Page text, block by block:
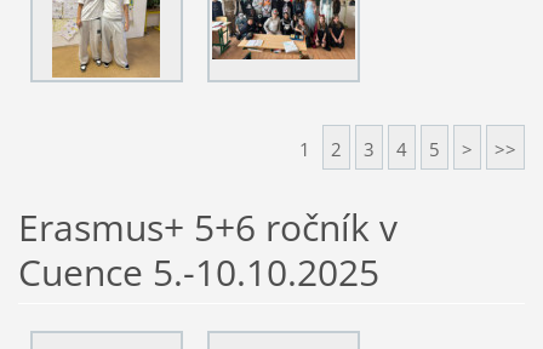
1 2 3 4 5 > >>
Erasmus+ 5+6 ročník v
Cuence 5.-10.10.2025